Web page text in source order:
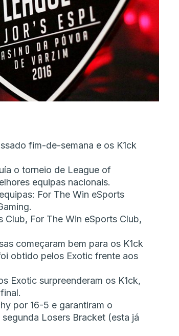
fim-de-semana e os K1ck
o torneio de League of
equipas nacionais.
For The Win eSports
Club, For The Win eSports Club,
começaram bem para os K1ck
obtido pelos Exotic frente aos
Exotic surpreenderam os K1ck,
por 16-5 e garantiram o
Losers Bracket (esta já